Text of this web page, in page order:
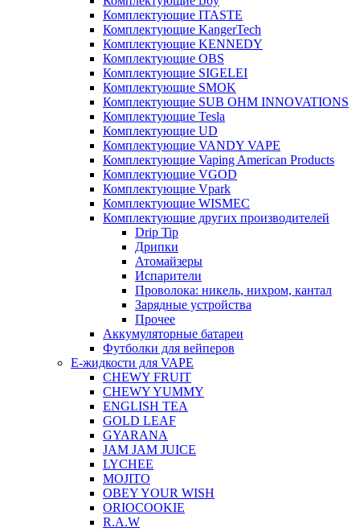
Комплектующие ITASTE
Комплектующие KangerTech
Комплектующие KENNEDY
Комплектующие OBS
Комплектующие SIGELEI
Комплектующие SMOK
Комплектующие SUB OHM INNOVATIONS
Комплектующие Tesla
Комплектующие UD
Комплектующие VANDY VAPE
Комплектующие Vaping American Products
Комплектующие VGOD
Комплектующие Vpark
Комплектующие WISMEC
Комплектующие других производителей
Drip Tip
Дрипки
Атомайзеры
Испарители
Проволока: никель, нихром, кантал
Зарядные устройства
Прочее
Аккумуляторные батареи
Футболки для вейперов
Е-жидкости для VAPE
CHEWY FRUIT
CHEWY YUMMY
ENGLISH TEA
GOLD LEAF
GYARANA
JAM JAM JUICE
LYCHEE
MOJITO
OBEY YOUR WISH
ORIOCOOKIE
R.A.W